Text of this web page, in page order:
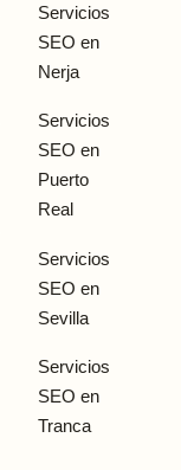
Servicios
SEO en
Nerja
Servicios
SEO en
Puerto
Real
Servicios
SEO en
Sevilla
Servicios
SEO en
Tranca